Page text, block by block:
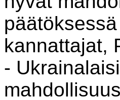
kannattajat,
-